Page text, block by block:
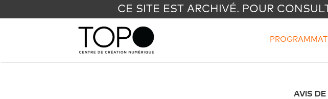
CE SITE EST ARCHIVÉ. POUR
AVIS